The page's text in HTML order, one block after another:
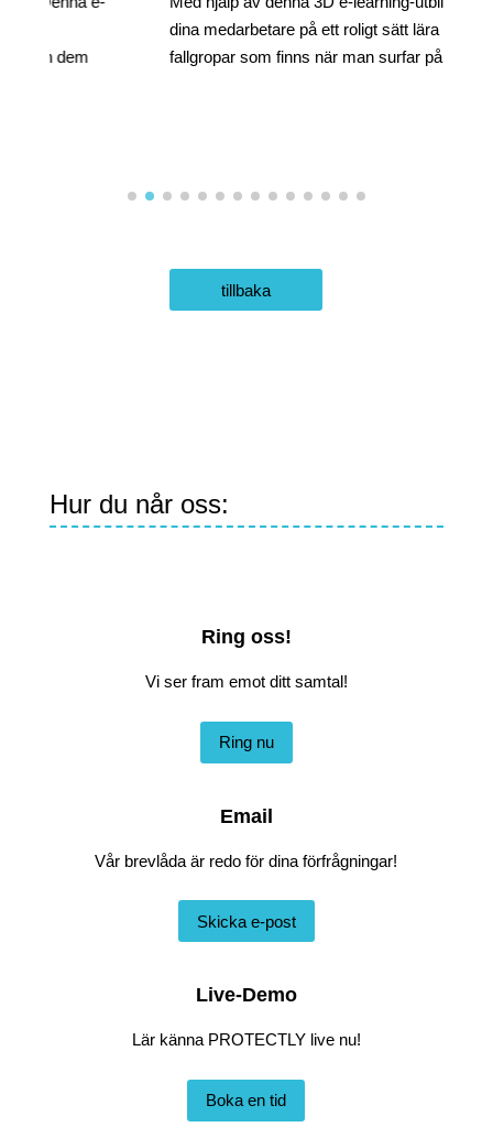
dem
dina medarbetare på ett roligt sätt lära sig vilka
fallgropar som finns när man surfar på Internet.
tillbaka
Hur du når oss:
Ring oss!
Vi ser fram emot ditt samtal!
Ring nu
Email
Vår brevlåda är redo för dina förfrågningar!
Skicka e-post
Live-Demo
Lär känna PROTECTLY live nu!
Boka en tid